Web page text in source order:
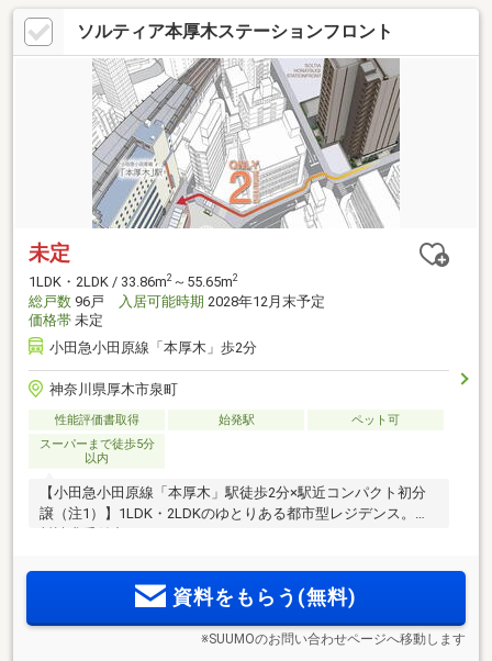
ソルティア本厚木ステーションフロント
未定
1LDK・2LDK / 33.86m2 ～55.65m2
総戸数 96戸 入居可能時期 2028年12月末予定
価格帯 未定
小田急小田原線「本厚木」歩2分
神奈川県厚木市泉町
性能評価書取得 始発駅
ペット可
スーパーまで徒歩5分
以内
【小田急小田原線「本厚木」駅徒歩2分×駅近コンパクト初分
譲（注1）】1LDK・2LDKのゆとりある都市型レジデンス。資
資料をもらう(無料)
※SUUMOのお問い合わせページへ移動します